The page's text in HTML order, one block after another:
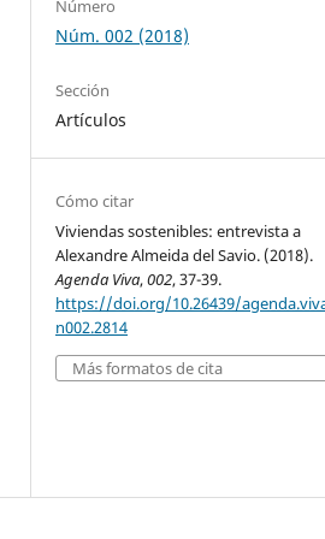
Número
Núm. 002 (2018)
Sección
Artículos
Cómo citar
Viviendas sostenibles: entrevista a
Alexandre Almeida del Savio. (2018).
Agenda Viva,002, 37-39.
https://doi.org/10.26439/
n002.2814
Más formatos de cita